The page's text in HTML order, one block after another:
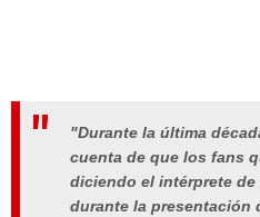
"Durante la última
cuenta de que los fans
diciendo el intérprete de
durante la presentación